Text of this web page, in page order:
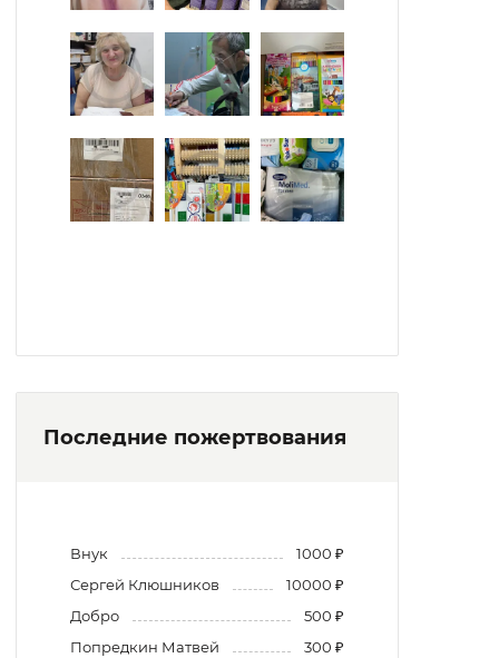
Последние пожертвования
Внук
1000 ₽
Сергей Клюшников
10000 ₽
Добро
500 ₽
Попредкин Матвей
300 ₽